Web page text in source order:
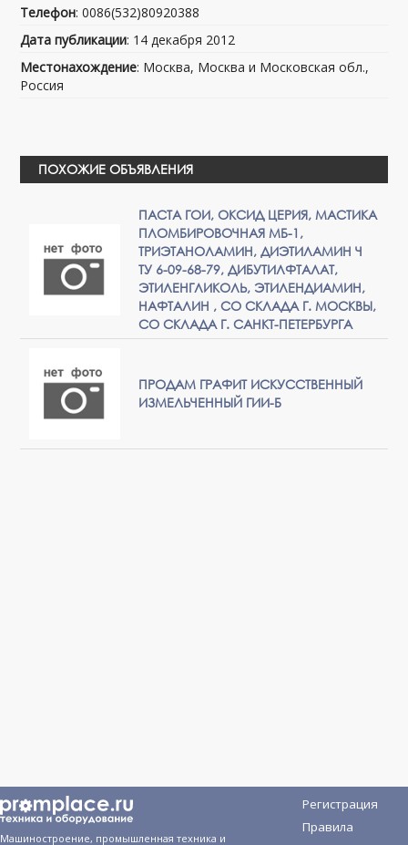
Телефон: 0086(532)80920388
Дата публикации: 14 декабря 2012
Местонахождение: Москва, Москва и Московская обл.,
Россия
ПОХОЖИЕ ОБЪЯВЛЕНИЯ
ПАСТА ГОИ, ОКСИД ЦЕРИЯ, МАСТИКА
ПЛОМБИРОВОЧНАЯ МБ-1,
ТРИЭТАНОЛАМИН, ДИЭТИЛАМИН Ч
ТУ 6-09-68-79, ДИБУТИЛФТАЛАТ,
ЭТИЛЕНГЛИКОЛЬ, ЭТИЛЕНДИАМИН,
НАФТАЛИН , СО СКЛАДА Г. МОСКВЫ,
СО СКЛАДА Г. САНКТ-ПЕТЕРБУРГА
ПРОДАМ ГРАФИТ ИСКУССТВЕННЫЙ
ИЗМЕЛЬЧЕННЫЙ ГИИ-Б
Машиностроение, промышленная техника и
Регистрация
Правила